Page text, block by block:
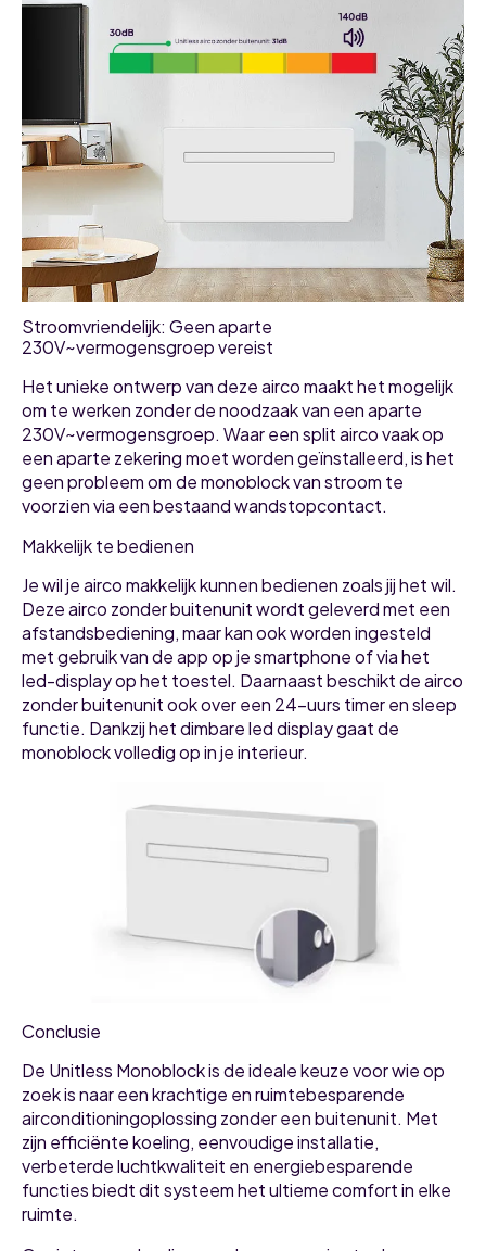
Stroomvriendelijk: Geen aparte
230V~vermogensgroep vereist
Het unieke ontwerp van deze airco maakt het mogelijk
om te werken zonder de noodzaak van een aparte
230V~vermogensgroep. Waar een split airco vaak op
een aparte zekering moet worden geïnstalleerd, is het
geen probleem om de monoblock van stroom te
voorzien via een bestaand wandstopcontact.
Makkelijk te bedienen
Je wil je airco makkelijk kunnen bedienen zoals jij het wil.
Deze airco zonder buitenunit wordt geleverd met een
afstandsbediening, maar kan ook worden ingesteld
met gebruik van de app op je smartphone of via het
led-display op het toestel. Daarnaast beschikt de airco
zonder buitenunit ook over een 24-uurs timer en sleep
functie. Dankzij het dimbare led display gaat de
monoblock volledig op in je interieur.
Conclusie
De Unitless Monoblock is de ideale keuze voor wie op
zoek is naar een krachtige en ruimtebesparende
airconditioningoplossing zonder een buitenunit. Met
zijn efficiënte koeling, eenvoudige installatie,
verbeterde luchtkwaliteit en energiebesparende
functies biedt dit systeem het ultieme comfort in elke
ruimte.